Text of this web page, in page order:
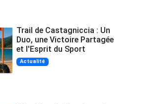
Trail de Castagniccia : Un
Duo, une Victoire Partagée
et l'Esprit du Sport
Actualité